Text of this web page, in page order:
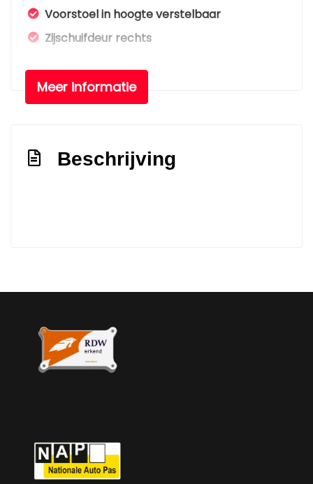
Voorstoel in hoogte verstelbaar
Zijschuifdeur rechts
Overige
Anti blokkeer systeem
Meer informatie
Beschrijving